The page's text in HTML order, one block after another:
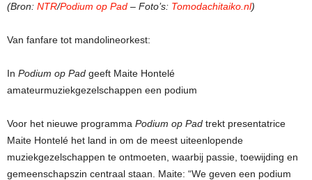
(Bron: NTR/Podium op Pad – Foto’s: Tomodachitaiko.nl)
Van fanfare tot mandolineorkest:
In Podium op Pad geeft Maite Hontelé
amateurmuziekgezelschappen een podium
Voor het nieuwe programma Podium op Pad trekt presentatrice
Maite Hontelé het land in om de meest uiteenlopende
muziekgezelschappen te ontmoeten, waarbij passie, toewijding en
gemeenschapszin centraal staan. Maite: “We geven een podium